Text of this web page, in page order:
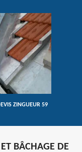
ZINGUEUR 59
BÂCHAGE DE